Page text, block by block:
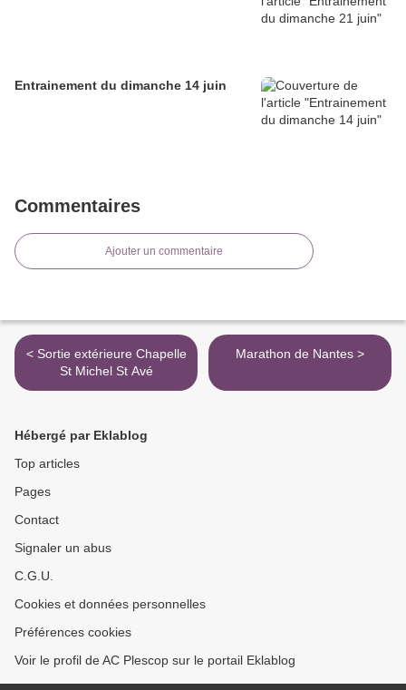
Entrainement du dimanche 14 juin
Commentaires
Ajouter un commentaire
< Sortie extérieure Chapelle
St Michel St Avé
Marathon de Nantes >
Hébergé par Eklablog
Top articles
Pages
Contact
Signaler un abus
C.G.U.
Cookies et données personnelles
Préférences cookies
Voir le profil de AC Plescop sur le portail Eklablog